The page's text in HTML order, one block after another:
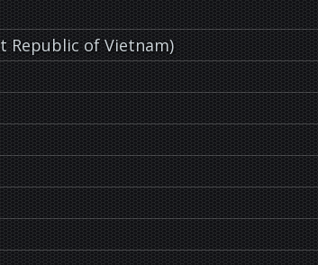
Republic of Vietnam)